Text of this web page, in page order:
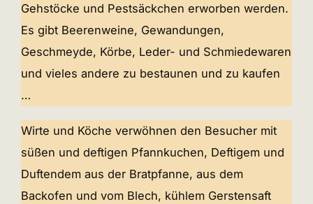
Gehstöcke und Pestsäckchen erworben werden.
Es gibt Beerenweine, Gewandungen,
Geschmeyde, Körbe, Leder- und Schmiedewaren
und vieles andere zu bestaunen und zu kaufen
…
Wirte und Köche verwöhnen den Besucher mit
süßen und deftigen Pfannkuchen, Deftigem und
Duftendem aus der Bratpfanne, aus dem
Backofen und vom Blech, kühlem Gerstensaft